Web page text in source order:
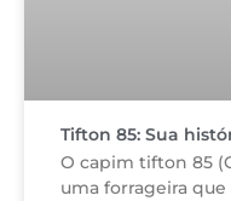
Tifton 85: Sua
O capim tifton 85
uma forrageira